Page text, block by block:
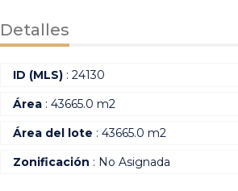
Detalles
ID (MLS) : 24130
Área : 43665.0 m2
Área del lote : 43665.0 m2
Zonificación : No Asignada